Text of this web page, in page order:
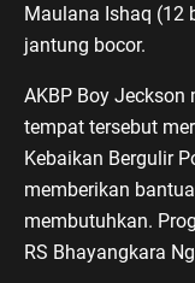
Maulana Ishaq (12
jantung bocor.
AKBP Boy Jeckson
tempat tersebut
Kebaikan Bergulir
memberikan
membutuhkan.
RS Bhayangkara